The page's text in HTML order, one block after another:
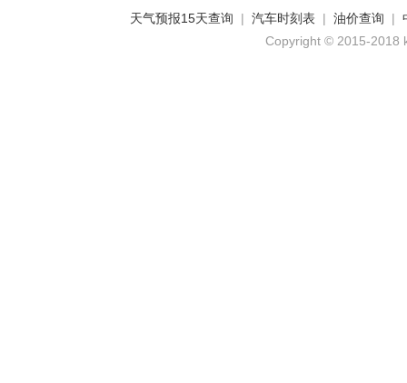
天气预报15天查询 | 汽车时刻表 | 油价查询 |
Copyright © 2015-2018